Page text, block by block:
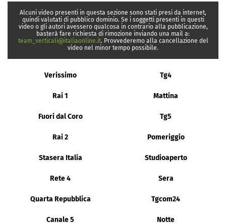
Alcuni video presenti in questa sezione sono stati presi da internet,
quindi valutati di pubblico dominio. Se i soggetti presenti in questi
video o gli autori avessero qualcosa in contrario alla pubblicazione,
basterà fare richiesta di rimozione inviando una mail a:
team_verticali@italiaonline.it. Provvederemo alla cancellazione del
video nel minor tempo possibile.
Verissimo Tg4
Rai 1 Mattina
Fuori dal Coro Tg5
Rai 2 Pomeriggio
Stasera Italia Studioaperto
Rete 4 Sera
Quarta Repubblica Tgcom24
Canale 5 Notte